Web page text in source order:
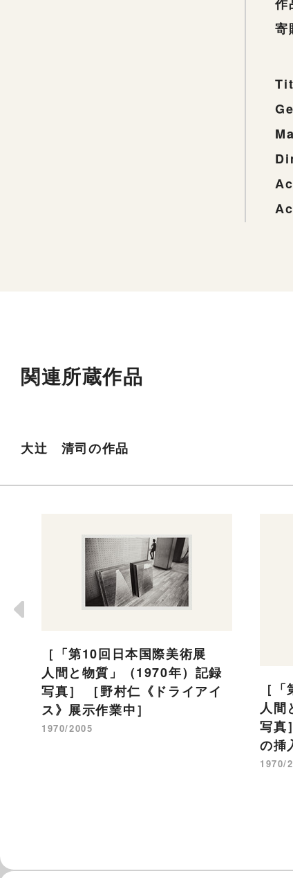
寄
関連所蔵作品
大辻 清司の作品
［「第10回日本国際美術展
人間と物質」（1970年）記録
写真］ ［野村仁《ドライアイ
ス》展示作業中］
1970/2005
［
人間
写真
の挿
1970/